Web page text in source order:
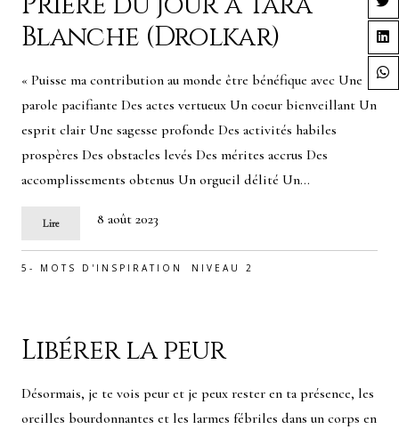
Blanche (Drolkar)
« Puisse ma contribution au monde être bénéfique avec Une
parole pacifiante Des actes vertueux Un coeur bienveillant Un
esprit clair Une sagesse profonde Des activités habiles
prospères Des obstacles levés Des mérites accrus Des
accomplissements obtenus Un orgueil délité Un…
Lire 8 août 2023
5- MOTS D'INSPIRATION NIVEAU 2
Libérer la peur
Désormais, je te vois peur et je peux rester en ta présence, les
oreilles bourdonnantes et les larmes fébriles dans un corps en